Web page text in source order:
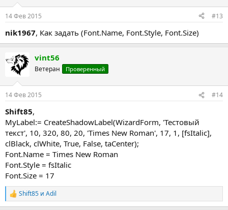
14 Фев 2015 #13
nik1967, Как задать (Font.Name, Font.Style, Font.Size)
vint56
Ветеран Проверенный
14 Фев 2015 #14
Shift85,
MyLabel:= CreateShadowLabel(WizardForm, 'Тестовый
текст', 10, 320, 80, 20, 'Times New Roman', 17, 1, [fsItalic],
clBlack, clWhite, True, False, taCenter);
Font.Name = Times New Roman
Font.Style = fsItalic
Font.Size = 17
Р
е
Shift85 и Adil